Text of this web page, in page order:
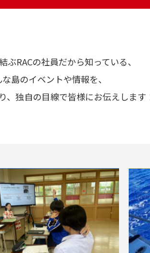
ぶRACの社員だから知っている、
島のイベントや情報を、
、独自の目線で皆様にお伝えします